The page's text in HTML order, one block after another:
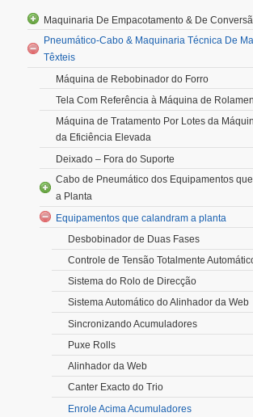
Maquinaria De Empacotamento & De
Pneumático-Cabo & Maquinaria Técnica De
Têxteis
Máquina de Rebobinador do Forro
Tela Com Referência à Máquina de
Máquina de Tratamento Por Lotes da
da Eficiência Elevada
Deixado – Fora do Suporte
Cabo de Pneumático dos Equipamentos
a Planta
Equipamentos que calandram a planta
Desbobinador de Duas Fases
Controle de Tensão Totalmente
Sistema do Rolo de Direcção
Sistema Automático do Alinhador da Web
Sincronizando Acumuladores
Puxe Rolls
Alinhador da Web
Canter Exacto do Trio
Enrole Acima Acumuladores